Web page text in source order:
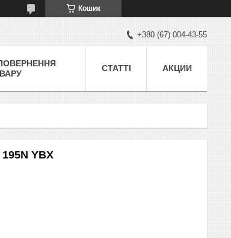
Кошик
+380 (67) 004-43-55
СТАТТІ АКЦИИ
YBX